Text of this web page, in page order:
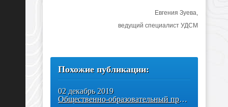
Евгения Зуева,
ведущий специалист УДСМ
Похожие публикации:
02 декабрь 2019
Общественно-образовательный проект «Ямальские молодежные инициативы»